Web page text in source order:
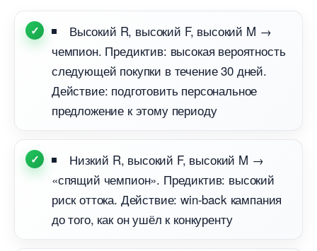
ысокий R, высокий F, высокий M →
чемпион. Предиктив: высокая вероятность
следующей покупки в течение 30 дней.
Действие: подготовить персональное
предложение к этому периоду
Низкий R, высокий F, высокий M →
«спящий чемпион». Предиктив: высокий
риск оттока. Действие: win-back кампания
до того, как он ушёл к конкуренту